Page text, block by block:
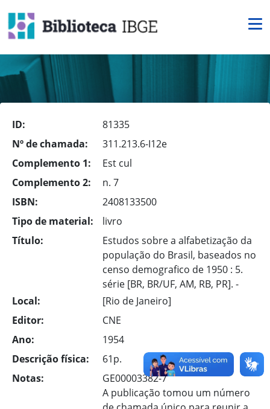
ID:
81335
Nº de chamada:
311.213.6-I12e
Complemento 1:
Est cul
Complemento 2:
n. 7
ISBN:
2408133500
Tipo de material:
livro
Título:
Estudos sobre a alfabetização da
população do Brasil, baseados no
censo demografico de 1950 : 5.
série [BR, BR/UF, AM, RB, PR]. -
Local:
[Rio de Janeiro]
Editor:
CNE
Ano:
1954
Descrição física:
61p.
Notas:
GE00003382-7
A publicação tomou um número